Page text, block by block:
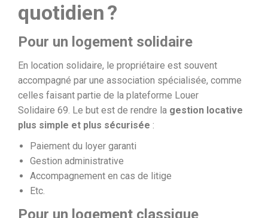
quotidien ?
Pour un logement solidaire
En location solidaire, le propriétaire est souvent
accompagné par une association spécialisée, comme
celles faisant partie de la plateforme Louer
Solidaire 69. Le but est de rendre la gestion locative
plus simple et plus sécurisée :
Paiement du loyer garanti
Gestion administrative
Accompagnement en cas de litige
Etc.
Pour un logement classique